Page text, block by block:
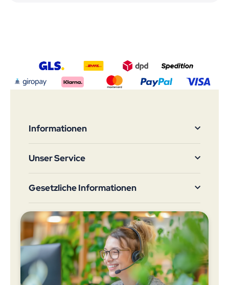
Informationen
Unser Service
Gesetzliche Informationen